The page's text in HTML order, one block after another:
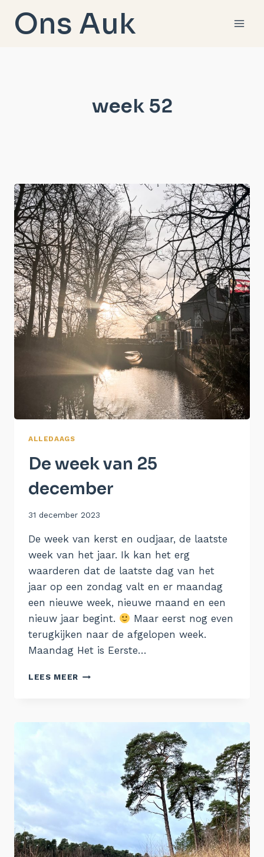
naarOns Auk
week 52
ALLEDAAGS
De week van 25
december
Door
31 december 2023
De week van kerst en oudjaar, de laatste
week van het jaar. Ik kan het erg
waarderen dat de laatste dag van het
jaar op een zondag valt en er maandag
een nieuwe week, nieuwe maand en een
nieuw jaar begint.
Maar eerst nog even
terugkijken naar de afgelopen week.
Maandag Het is Eerste…
LEES MEER DE
DECEMBER